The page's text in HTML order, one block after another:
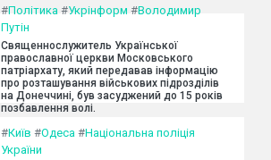
#Політика #Укрінформ #Володимир
Путін
Священнослужитель Української
православної церкви Московського
патріархату, який передавав інформацію
про розташування військових підрозділів
на Донеччині, був засуджений до 15 років
позбавлення волі.
#Київ #Одеса #Національна поліція
України